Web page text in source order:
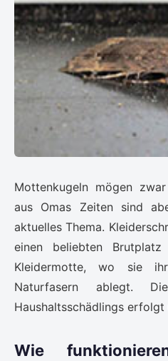
Mottenkugeln mögen
aus Omas Zeiten sind
aktuelles Thema.
einen beliebten
Kleidermotte, wo sie
Naturfasern ablegt.
Haushaltsschädlings
Wie